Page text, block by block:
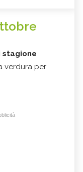
stagione
verdura per